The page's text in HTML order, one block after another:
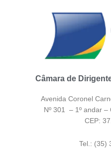
Câmara de
Avenida Coronel
Nº 301 – 1º andar
CEP:
Tel.: (35)